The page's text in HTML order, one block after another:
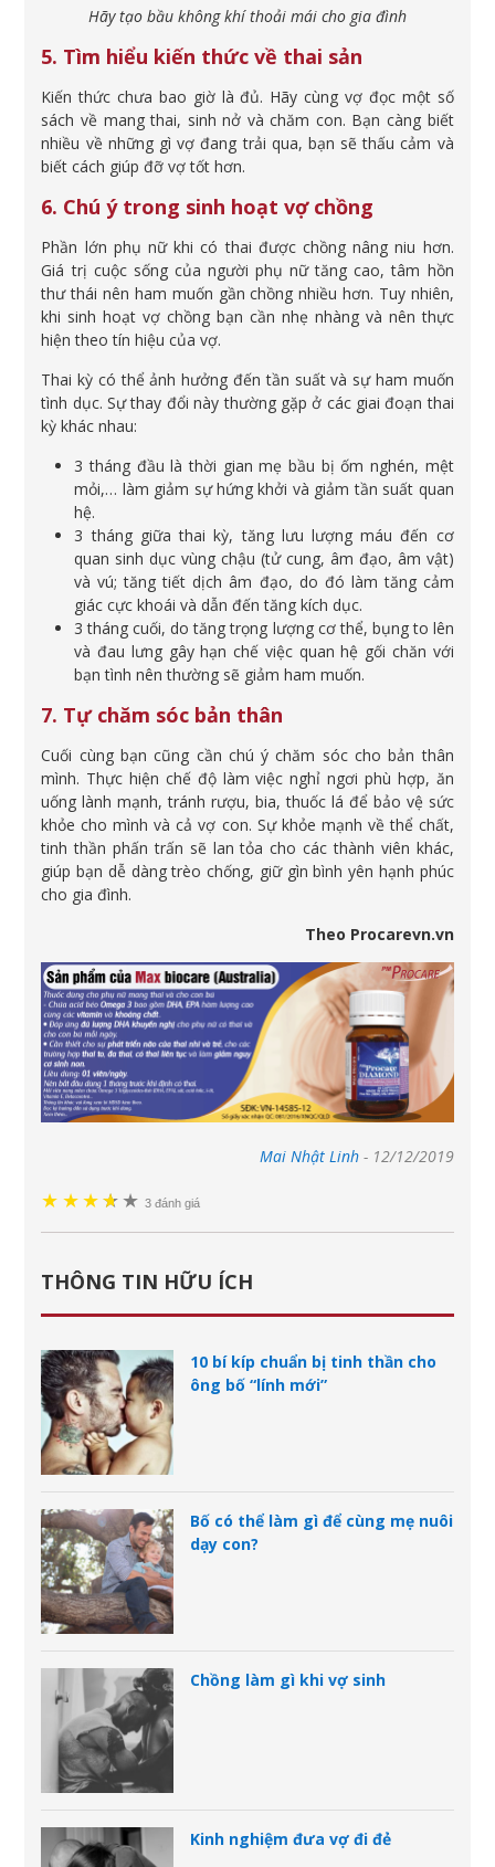
Hãy tạo bầu không khí thoải mái cho gia đình
5. Tìm hiểu kiến thức về thai sản
Kiến thức chưa bao giờ là đủ. Hãy cùng vợ đọc một số
sách về mang thai, sinh nở và chăm con. Bạn càng biết
nhiều về những gì vợ đang trải qua, bạn sẽ thấu cảm và
biết cách giúp đỡ vợ tốt hơn.
6. Chú ý trong sinh hoạt vợ chồng
Phần lớn phụ nữ khi có thai được chồng nâng niu hơn.
Giá trị cuộc sống của người phụ nữ tăng cao, tâm hồn
thư thái nên ham muốn gần chồng nhiều hơn. Tuy nhiên,
khi sinh hoạt vợ chồng bạn cần nhẹ nhàng và nên thực
hiện theo tín hiệu của vợ.
Thai kỳ có thể ảnh hưởng đến tần suất và sự ham muốn
tình dục. Sự thay đổi này thường gặp ở các giai đoạn thai
kỳ khác nhau:
3 tháng đầu là thời gian mẹ bầu bị ốm nghén, mệt
mỏi,… làm giảm sự hứng khởi và giảm tần suất quan
hệ.
3 tháng giữa thai kỳ, tăng lưu lượng máu đến cơ
quan sinh dục vùng chậu (tử cung, âm đạo, âm vật)
và vú; tăng tiết dịch âm đạo, do đó làm tăng cảm
giác cực khoái và dẫn đến tăng kích dục.
3 tháng cuối, do tăng trọng lượng cơ thể, bụng to lên
và đau lưng gây hạn chế việc quan hệ gối chăn với
bạn tình nên thường sẽ giảm ham muốn.
7. Tự chăm sóc bản thân
Cuối cùng bạn cũng cần chú ý chăm sóc cho bản thân
mình. Thực hiện chế độ làm việc nghỉ ngơi phù hợp, ăn
uống lành mạnh, tránh rượu, bia, thuốc lá để bảo vệ sức
khỏe cho mình và cả vợ con. Sự khỏe mạnh về thể chất,
tinh thần phấn trấn sẽ lan tỏa cho các thành viên khác,
giúp bạn dễ dàng trèo chống, giữ gìn bình yên hạnh phúc
cho gia đình.
Theo Procarevn.vn
Mai Nhật Linh- 12/12/2019
★ ★★★★
★ 3 đánh giá
THÔNG TIN HỮU ÍCH
10 bí kíp chuẩn bị tinh thần cho
ông bố “lính mới”
Bố có thể làm gì để cùng mẹ nuôi
dạy con?
Chồng làm gì khi vợ sinh
Kinh nghiệm đưa vợ đi đẻ